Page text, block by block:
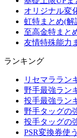
オリジナル変
虹特まとめ(解
至高金特まと
友情特殊能力
ランキング
リセマララン
野手最強ラン
投手最強ラン
野手タッグの
投手タッグの
PSR変換券使